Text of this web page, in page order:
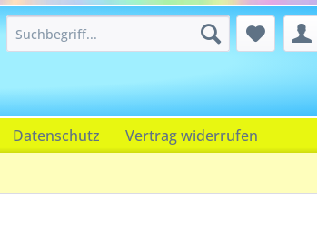
Datenschutz Vertrag widerrufen